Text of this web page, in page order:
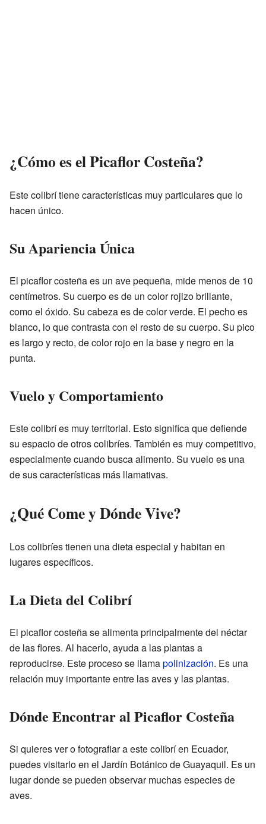
¿Cómo es el Picaflor Costeña?
Este colibrí tiene características muy particulares que lo
hacen único.
Su Apariencia Única
El picaflor costeña es un ave pequeña, mide menos de 10
centímetros. Su cuerpo es de un color rojizo brillante,
como el óxido. Su cabeza es de color verde. El pecho es
blanco, lo que contrasta con el resto de su cuerpo. Su pico
es largo y recto, de color rojo en la base y negro en la
punta.
Vuelo y Comportamiento
Este colibrí es muy territorial. Esto significa que defiende
su espacio de otros colibríes. También es muy competitivo,
especialmente cuando busca alimento. Su vuelo es una
de sus características más llamativas.
¿Qué Come y Dónde Vive?
Los colibríes tienen una dieta especial y habitan en
lugares específicos.
La Dieta del Colibrí
El picaflor costeña se alimenta principalmente del néctar
de las flores. Al hacerlo, ayuda a las plantas a
reproducirse. Este proceso se llamapolinización. Es una
relación muy importante entre las aves y las plantas.
Dónde Encontrar al Picaflor Costeña
Si quieres ver o fotografiar a este colibrí en Ecuador,
puedes visitarlo en el Jardín Botánico de Guayaquil. Es un
lugar donde se pueden observar muchas especies de
aves.